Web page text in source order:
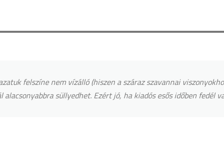
felszíne nem vízálló (hiszen a száraz szavannai
alacsonyabbra süllyedhet. Ezért jó, ha kiadós esős időben fedél